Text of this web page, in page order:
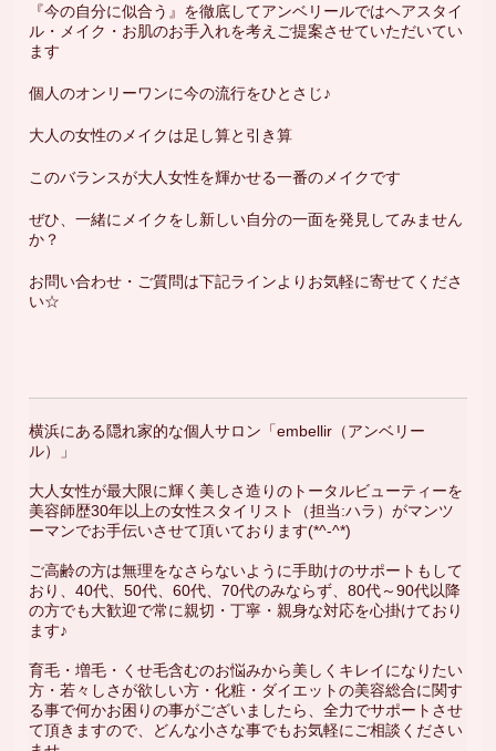
『今の自分に似合う』を徹底してアンベリールではヘアスタイ
ル・メイク・お肌のお手入れを考えご提案させていただいてい
ます
個人のオンリーワンに今の流行をひとさじ♪
大人の女性のメイクは足し算と引き算
このバランスが大人女性を輝かせる一番のメイクです
ぜひ、一緒にメイクをし新しい自分の一面を発見してみません
か？
お問い合わせ・ご質問は下記ラインよりお気軽に寄せてくださ
い☆
横浜にある隠れ家的な個人サロン「embellir（アンベリー
ル）」
大人女性が最大限に輝く美しさ造りのトータルビューティーを
美容師歴30年以上の女性スタイリスト（担当:ハラ）がマンツ
ーマンでお手伝いさせて頂いております(*^-^*)
ご高齢の方は無理をなさらないように手助けのサポートもして
おり、40代、50代、60代、70代のみならず、80代～90代以降
の方でも大歓迎で常に親切・丁寧・親身な対応を心掛けており
ます♪
育毛・増毛・くせ毛含むのお悩みから美しくキレイになりたい
方・若々しさが欲しい方・化粧・ダイエットの美容総合に関す
る事で何かお困りの事がございましたら、全力でサポートさせ
て頂きますので、どんな小さな事でもお気軽にご相談ください